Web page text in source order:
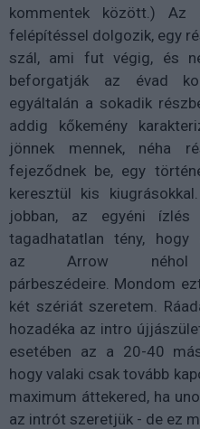
kommentek között.) Az
felépítéssel dolgozik, egy
szál, ami fut végig, és
beforgatják az évad
egyáltalán a sokadik
addig kőkemény
jönnek mennek, néha
fejeződnek be, egy
keresztül kis
jobban, az egyéni
tagadhatatlan tény,
azArrow
párbeszédeire. Mondom
két szériát szeretem.
hozadéka az intro
esetében az a 20-40
hogy valaki csak tovább
maximum áttekered, ha
az intrót szeretjük - de ez